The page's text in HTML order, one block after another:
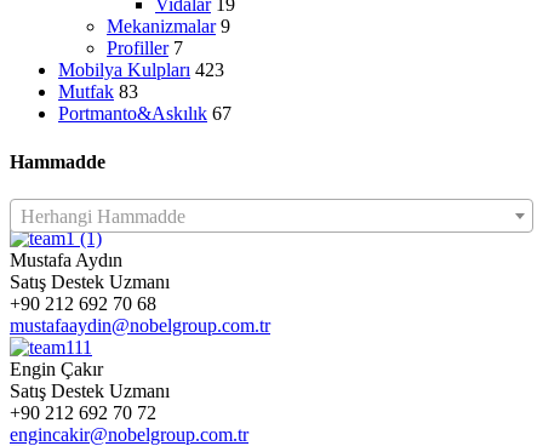
Vidalar 19
Mekanizmalar 9
Profiller 7
Mobilya Kulpları 423
Mutfak 83
Portmanto&Askılık 67
Hammadde
Herhangi Hammadde
Mustafa Aydın
Satış Destek Uzmanı
+90 212 692 70 68
mustafaaydin@nobelgroup.com.tr
Engin Çakır
Satış Destek Uzmanı
+90 212 692 70 72
engincakir@nobelgroup.com.tr